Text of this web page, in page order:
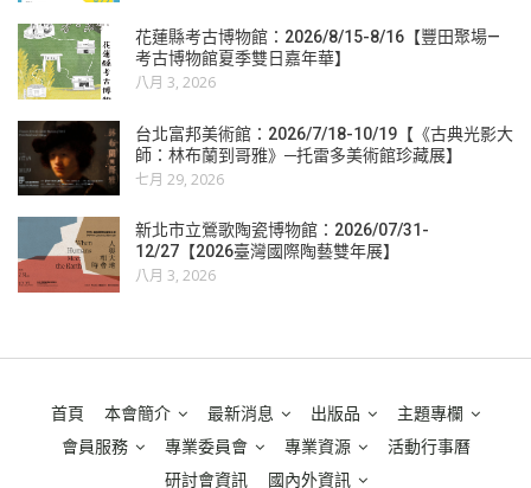
花蓮縣考古博物館：2026/8/15-8/16【豐田聚場—
考古博物館夏季雙日嘉年華】
八月 3, 2026
台北富邦美術館：2026/7/18-10/19【《古典光影大
師：林布蘭到哥雅》─托雷多美術館珍藏展】
七月 29, 2026
新北市立鶯歌陶瓷博物館：2026/07/31-
12/27【2026臺灣國際陶藝雙年展】
八月 3, 2026
首頁 本會簡介 最新消息 出版品
主題專欄
會員服務
專業委員會 專業資源
活動行事曆
研討會資訊
國內外資訊